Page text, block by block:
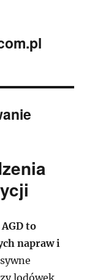
to
napraw i
lodówek